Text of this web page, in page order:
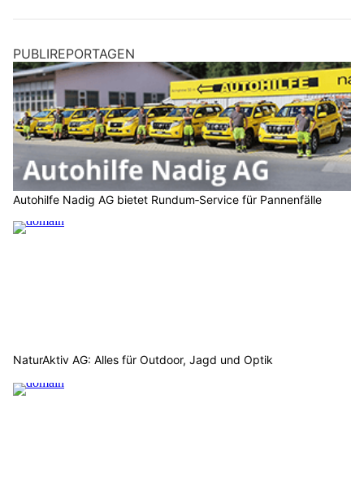
PUBLIREPORTAGEN
Autohilfe Nadig AG bietet Rundum‑Service für Pannenfälle
NaturAktiv AG: Alles für Outdoor, Jagd und Optik